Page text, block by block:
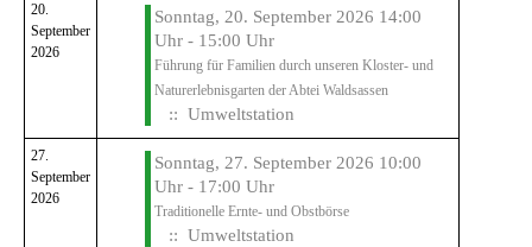
20.
September
2026
Sonntag, 20. September 2026 14:00
Uhr - 15:00 Uhr
Führung für Familien durch unseren Kloster- und
Naturerlebnisgarten der Abtei Waldsassen
:: Umweltstation
27.
September
2026
Sonntag, 27. September 2026 10:00
Uhr - 17:00 Uhr
Traditionelle Ernte- und Obstbörse
:: Umweltstation